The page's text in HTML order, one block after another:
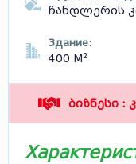
ჩანდლერის
Здание:
400 М²
ბიზნესი :